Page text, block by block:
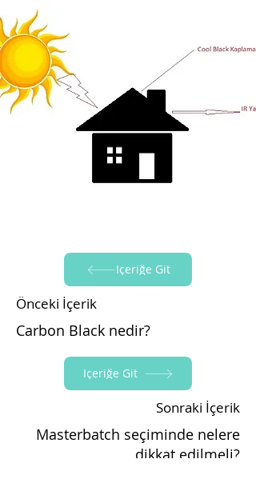
İçeriğe Git
Önceki İçerik
Carbon Black nedir?
İçeriğe Git
Sonraki İçerik
Masterbatch seçiminde nelere
dikkat edilmeli?